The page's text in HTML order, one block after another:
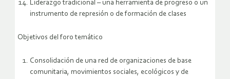
Liderazgo tradicional – una herramienta de progreso o un
instrumento de represión o de formación de clases
Objetivos del foro temático
Consolidación de una red de organizaciones de base
comunitaria, movimientos sociales, ecológicos y de